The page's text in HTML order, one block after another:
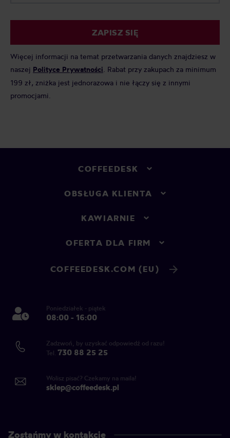
ZAPISZ SIĘ
Więcej informacji na temat przetwarzania danych znajdziesz w
naszej Polityce Prywatności . Rabat przy zakupach za minimum
199 zł, zniżka jest jednorazowa i nie łączy się z innymi
promocjami.
COFFEEDESK
OBSŁUGA KLIENTA
KAWIARNIE
OFERTA DLA FIRM
COFFEEDESK.COM (EU)
Poniedziałek - piątek
08:00 - 16:00
Zadzwoń, by uzyskać odpowiedź od razu!
Tel. 730 88 25 25
Wolisz pisać? Czekamy na maila!
sklep@coffeedesk.pl
Zostańmy w kontakcie